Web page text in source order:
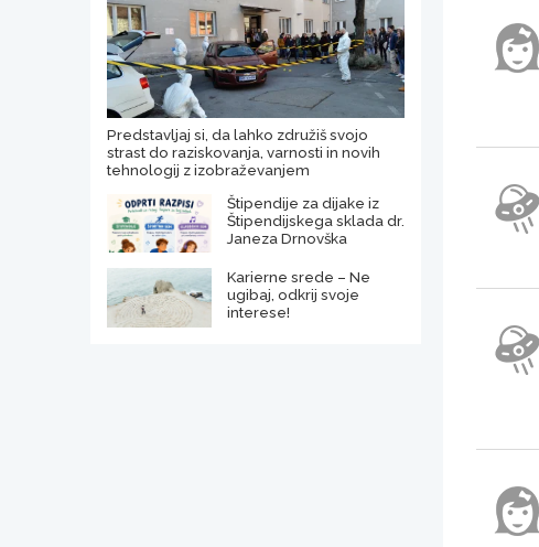
Predstavljaj si, da lahko združiš svojo
strast do raziskovanja, varnosti in novih
tehnologij z izobraževanjem
Štipendije za dijake iz
Štipendijskega sklada dr.
Janeza Drnovška
Karierne srede – Ne
ugibaj, odkrij svoje
interese!